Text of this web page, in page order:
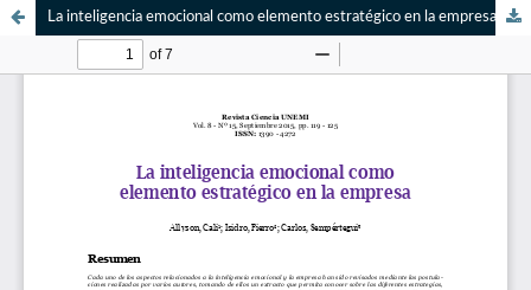
La inteligencia emocional como elemento estratégico en la empresa / Emotional intelligence as a strategic element in the company